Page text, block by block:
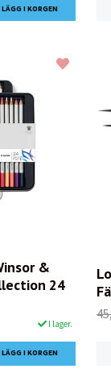
&
24
I lager.
hos oss.